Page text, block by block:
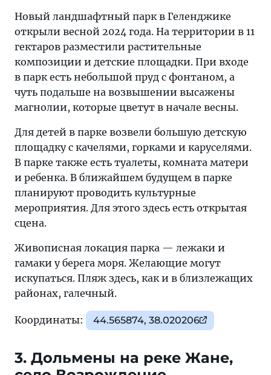
Новый ландшафтный парк в Геленджике
открыли весной 2024 года. На территории в 11
гектаров разместили растительные
композиции и детские площадки. При входе
в парк есть небольшой пруд с фонтаном, а
чуть подальше на возвышении высажены
магнолии, которые цветут в начале весны.
Для детей в парке возвели большую детскую
площадку с качелями, горками и каруселями.
В парке также есть туалеты, комната матери
и ребенка. В ближайшем будущем в парке
планируют проводить культурные
мероприятия. Для этого здесь есть открытая
сцена.
Живописная локация парка — лежаки и
гамаки у берега моря. Желающие могут
искупаться. Пляж здесь, как и в близлежащих
районах, галечный.
Координаты: 44.565874, 38.020206
3. Дольмены на реке Жане,